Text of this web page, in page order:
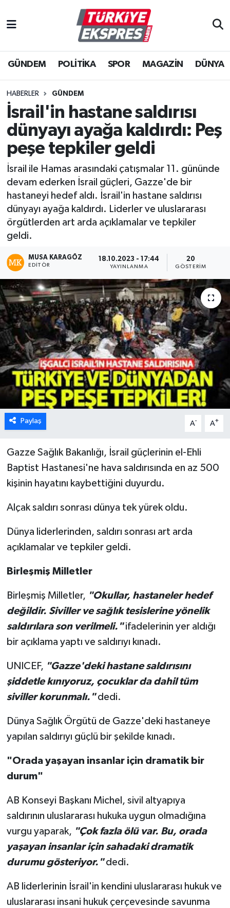
GÜNDEM POLİTİKA SPOR MAGAZİN DÜNYA
HABERLER GÜNDEM
İsrail'in hastane saldırısı
dünyayı ayağa kaldırdı: Peş
peşe tepkiler geldi
İsrail ile Hamas arasındaki çatışmalar 11. gününde
devam ederken İsrail güçleri, Gazze'de bir
hastaneyi hedef aldı. İsrail'in hastane saldırısı
dünyayı ayağa kaldırdı. Liderler ve uluslararası
örgütlerden art arda açıklamalar ve tepkiler
geldi.
MUSA KARAGÖZ
EDITÖR
18.10.2023 - 17:44
YAYINLANMA
20
GÖSTERIM
Paylaş A- A+
Gazze Sağlık Bakanlığı, İsrail güçlerinin el-Ehli
Baptist Hastanesi'ne hava saldırısında en az 500
kişinin hayatını kaybettiğini duyurdu.
Alçak saldırı sonrası dünya tek yürek oldu.
Dünya liderlerinden, saldırı sonrası art arda
açıklamalar ve tepkiler geldi.
Birleşmiş Milletler
Birleşmiş Milletler, "Okullar, hastaneler hedef
değildir. Siviller ve sağlık tesislerine yönelik
saldırılara son verilmeli."ifadelerinin yer aldığı
bir açıklama yaptı ve saldırıyı kınadı.
UNICEF, "Gazze'deki hastane saldırısını
şiddetle kınıyoruz, çocuklar da dahil tüm
siviller korunmalı."dedi.
Dünya Sağlık Örgütü de Gazze'deki hastaneye
yapılan saldırıyı güçlü bir şekilde kınadı.
"Orada yaşayan insanlar için dramatik bir
durum"
AB Konseyi Başkanı Michel, sivil altyapıya
saldırının uluslararası hukuka uygun olmadığına
vurgu yaparak, "Çok fazla ölü var. Bu, orada
yaşayan insanlar için sahadaki dramatik
durumu gösteriyor."dedi.
AB liderlerinin İsrail'in kendini uluslararası hukuk ve
uluslararası insani hukuk çerçevesinde savunma
İstanbul Nöbetçi Eczaneler
İstanbul Hava Durumu
İstanbul Namaz Vakitleri
İstanbul Trafik Yoğunluk Haritası
Süper Lig Puan Durumu ve Fikstür
Tüm Manşetler
Son Dakika Haberleri
Haber Arşivi